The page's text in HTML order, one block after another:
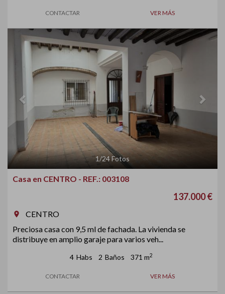
CONTACTAR VER MÁS
Previous Next
1/24Fotos
Casa en CENTRO - REF.: 003108
137.000 €
room
CENTRO
Preciosa casa con 9,5 ml de fachada. La vivienda se
distribuye en amplio garaje para varios veh...
4 Habs 2 Baños 371 m2
CONTACTAR VER MÁS